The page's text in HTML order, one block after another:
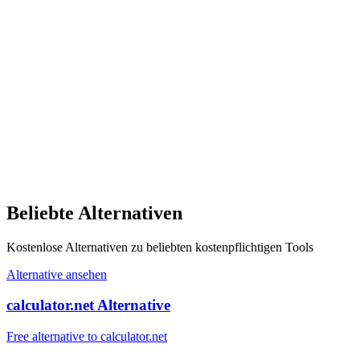
Beliebte Alternativen
Kostenlose Alternativen zu beliebten kostenpflichtigen Tools
Alternative ansehen
calculator.net Alternative
Free alternative to calculator.net